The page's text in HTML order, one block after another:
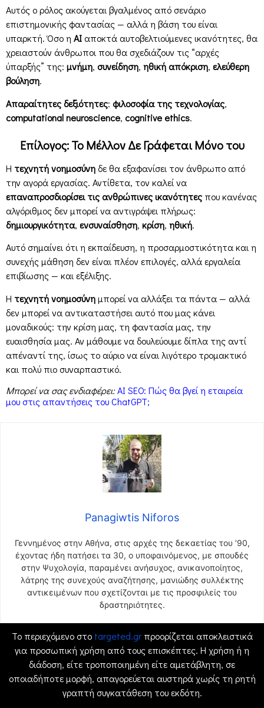
Αυτός ο ρόλος ακούγεται βγαλμένος από σενάριο
επιστημονικής φαντασίας — αλλά η βάση του είναι
υπαρκτή. Όσο η AIαποκτά αυτοβελτιούμενες ικανότητες, θα
χρειαστούν άνθρωποι που θα σχεδιάζουν τις “αρχές
ύπαρξής” της: μνήμη, συνείδηση, ηθική απόκριση, ελεύθερη
βούληση.
Απαραίτητες δεξιότητες: φιλοσοφία της τεχνολογίας,
computational neuroscience, cognitive ethics.
Επίλογος: Το Μέλλον Δε Γράφεται Μόνο του
Η τεχνητή νοημοσύνηδε θα εξαφανίσει τον άνθρωπο από
την αγορά εργασίας. Αντίθετα, τον καλεί να
επαναπροσδιορίσει τις ανθρώπινες ικανότητες που κανένας
αλγόριθμος δεν μπορεί να αντιγράψει πλήρως:
δημιουργικότητα, ενσυναίσθηση, κρίση, ηθική.
Αυτό σημαίνει ότι η εκπαίδευση, η προσαρμοστικότητα και η
συνεχής μάθηση δεν είναι πλέον επιλογές, αλλά εργαλεία
επιβίωσης — και εξέλιξης.
Η τεχνητή νοημοσύνημπορεί να αλλάξει τα πάντα — αλλά
δεν μπορεί να αντικαταστήσει αυτό που μας κάνει
μοναδικούς: την κρίση μας, τη φαντασία μας, την
ευαισθησία μας. Αν μάθουμε να δουλεύουμε δίπλα της αντί
απέναντί της, ίσως το αύριο να είναι λιγότερο τρομακτικό
και πολύ πιο συναρπαστικό.
Μπορεί να σας ενδιαφέρει:AI SEO: Πώς θα βγεί η εταιρεία
μου στις απαντήσεις του ChatGPT;
Panagiwtis Niforos
Γεννημένος στην Αθήνα, στις αρχές της δεκαετίας του ’90,
έχοντας ήδη πατήσει τα 30, ο υποφαινόμενος, με σπουδές
στην Ψυχολογία, παραμένει ανήσυχος, ανικανοποίητος,
λάτρης της συνεχούς αναζήτησης, μανιώδης συλλέκτης
αντικειμένων που σχετίζονται με τις προσφιλείς του
δραστηριότητες.
Το περιεχόμενο στο targeted.grπροορίζεται αποκλειστικά
για προσωπική χρήση από τους επισκέπτες. Η χρήση ή η
διάδοση, είτε τροποποιημένη είτε αμετάβλητη, σε
οποιαδήποτε μορφή, απαγορεύεται αυστηρά χωρίς τη ρητή
γραπτή συγκατάθεση του εκδότη.